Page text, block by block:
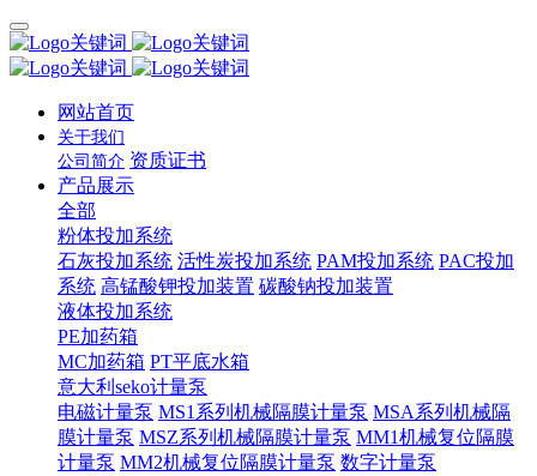
网站首页
关于我们
公司简介 资质证书
产品展示
全部
粉体投加系统
石灰投加系统 活性炭投加系统 PAM投加系统 PAC投加
系统 高锰酸钾投加装置 碳酸钠投加装置
液体投加系统
PE加药箱
MC加药箱 PT平底水箱
意大利seko计量泵
电磁计量泵 MS1系列机械隔膜计量泵 MSA系列机械隔
膜计量泵 MSZ系列机械隔膜计量泵 MM1机械复位隔膜
计量泵 MM2机械复位隔膜计量泵 数字计量泵